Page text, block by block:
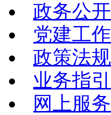
政务公开
党建工作
政策法规
业务指引
网上服务